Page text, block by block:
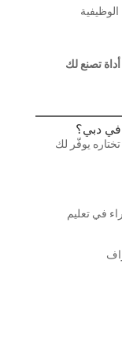
تصنع لك
في دبي؟
يوفّر لك
في تعليم